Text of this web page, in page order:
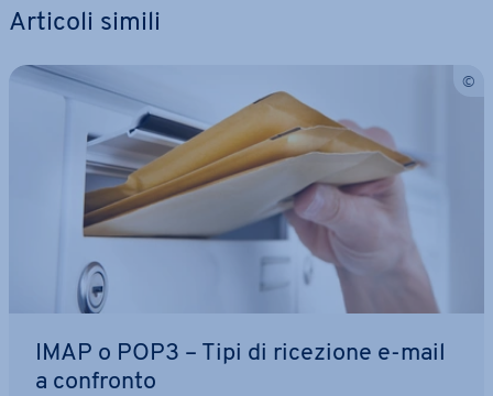
Articoli simili
IMAP o POP3 – Tipi di ricezione e-mail
a confronto